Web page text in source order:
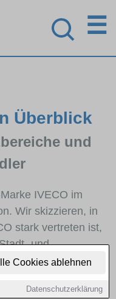
Cookies ablehnen
Datenschutzerklärung
☰
Überblick
und
IVECO im
Wir skizzieren, in
stark vertreten ist,
und
für welche
ist. Viele
und